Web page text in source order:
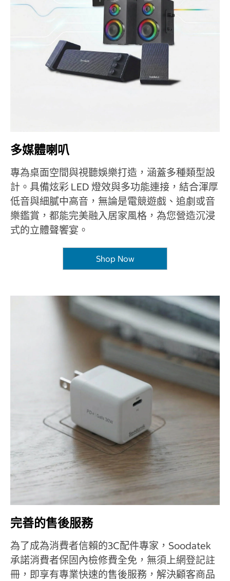
多媒體喇叭
專為桌面空間與視聽娛樂打造，涵蓋多種類型設
計。具備炫彩 LED 燈效與多功能連接，結合渾厚
低音與細膩中高音，無論是電競遊戲、追劇或音
樂鑑賞，都能完美融入居家風格，為您營造沉浸
式的立體聲饗宴。
Shop Now
完善的售後服務
為了成為消費者信賴的3C配件專家，Soodatek
承諾消費者保固內檢修費全免，無須上網登記註
冊，即享有專業快速的售後服務，解決顧客商品